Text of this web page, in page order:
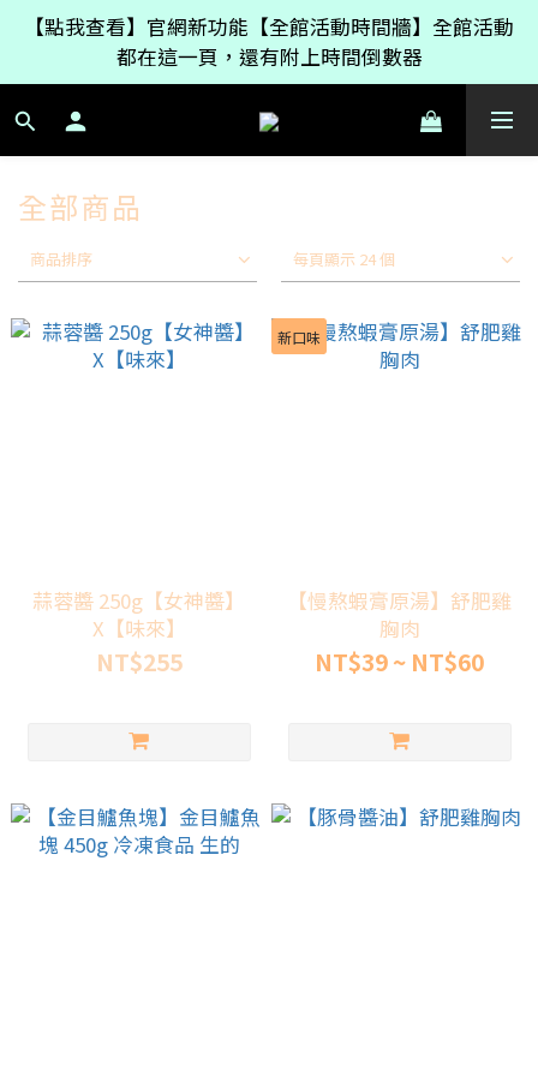
如果只買【女神醬】產品999免運，有其它冷凍商品的
話則是原本的2200免運
【點我查看】官網新功能【全館活動時間牆】全館活動
都在這一頁，還有附上時間倒數器
如果只買【女神醬】產品999免運，有其它冷凍商品的
話則是原本的2200免運
全部商品
商品排序 每頁顯示 24 個
蒜蓉醬 250g【女神醬】
X【味來】
NT$255
新口味
【慢熬蝦膏原湯】舒肥雞
胸肉
NT$39 ~ NT$60